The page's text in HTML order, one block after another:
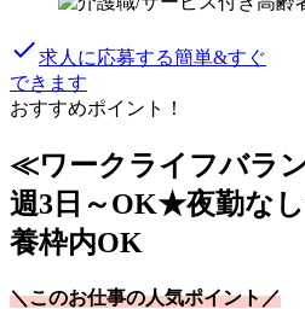
done求人に応募する簡単&すぐ
できます
おすすめポイント！
≪ワークライフバラ
週3日～OK★夜勤な
養枠内OK
＼このお仕事の人気ポイント／